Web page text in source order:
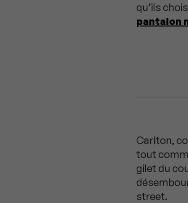
qu’ils
pantalon
Carlton,
tout
gilet du
street.